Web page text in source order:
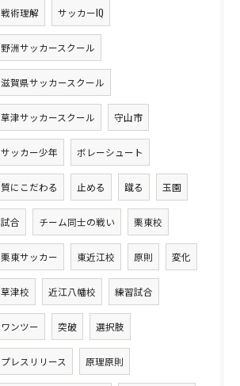
戦術理解 サッカーIQ
野洲サッカースクール
滋賀県サッカースクール
草津サッカースクール 守山市
サッカー少年 ボレーシュート
質にこだわる 止める 蹴る 玉園
試合 チーム同士の戦い 栗東校
栗東サッカー 東近江校 原則 変化
草津校 近江八幡校 練習試合
ワンツー 突破 選択肢
プレスリリース 原理原則